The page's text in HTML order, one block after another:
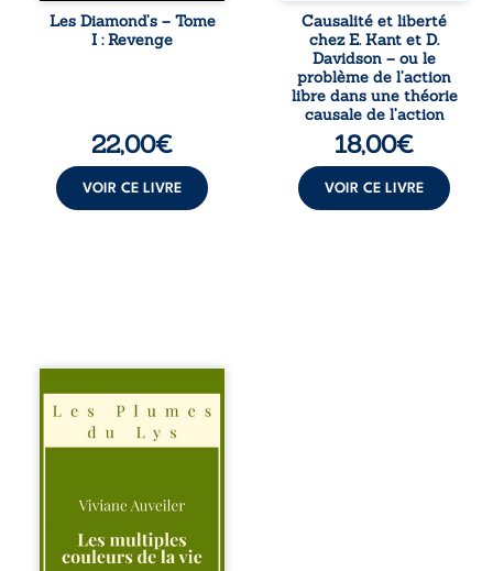
croise sa route.
Chef d’une famille
de Nomads, Juan
Les Diamond’s – Tome
I : Revenge
22,00€
VOIR CE LIVRE
responsabilité. De
la volonté
kantienne au
monisme anomal
de Davidson, il
interroge la
manière dont les
intentions et les
croyances
peuvent ...
Causalité et liberté
chez E. Kant et D.
Davidson – ou le
problème de l’action
libre dans une théorie
causale de l’action
18,00€
VOIR CE LIVRE
Trois récits, trois
existences saisies
à l’instant où tout
bascule. Une
l’apaisement, un
recouvre
l’espérance, tandis